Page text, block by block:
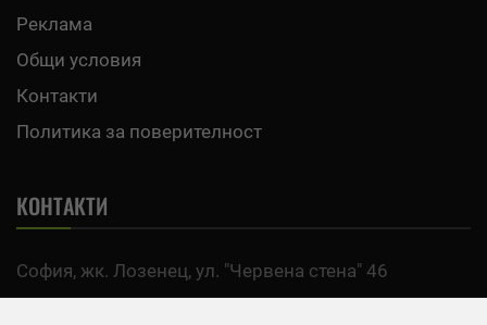
Реклама
Общи условия
Контакти
Политика за поверителност
КОНТАКТИ
София, жк. Лозенец, ул. "Червена стена" 46